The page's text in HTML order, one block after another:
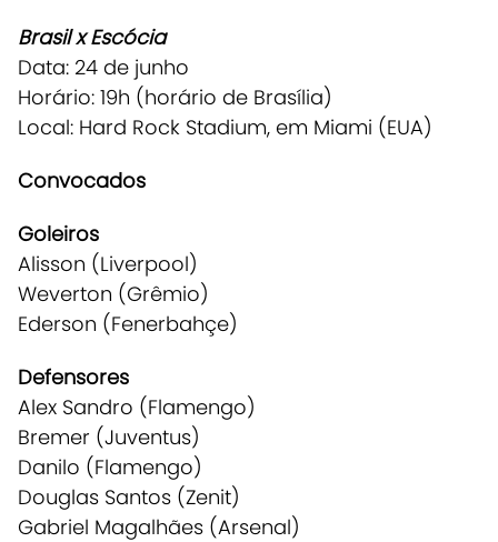
Brasil x Escócia
Data: 24 de junho
Horário: 19h (horário de Brasília)
Local: Hard Rock Stadium, em Miami (EUA)
Convocados
Goleiros
Alisson (Liverpool)
Weverton (Grêmio)
Ederson (Fenerbahçe)
Defensores
Alex Sandro (Flamengo)
Bremer (Juventus)
Danilo (Flamengo)
Douglas Santos (Zenit)
Gabriel Magalhães (Arsenal)